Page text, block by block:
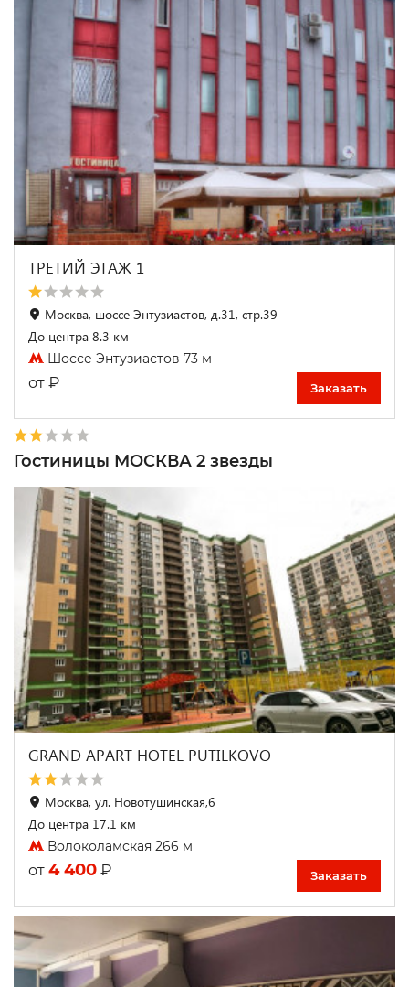
ТРЕТИЙ ЭТАЖ 1
Москва, шоссе Энтузиастов, д.31, стр.39
До центра 8.3 км
Шоссе Энтузиастов 73 м
от ₽ Заказать
Гостиницы МОСКВА 2 звезды
GRAND APART HOTEL PUTILKOVO
Москва, ул. Новотушинская,6
До центра 17.1 км
Волоколамская 266 м
от 4 400 ₽ Заказать